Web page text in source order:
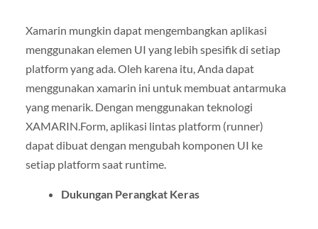
Xamarin mungkin dapat mengembangkan aplikasi
menggunakan elemen UI yang lebih spesifik di setiap
platform yang ada. Oleh karena itu, Anda dapat
menggunakan xamarin ini untuk membuat antarmuka
yang menarik. Dengan menggunakan teknologi
XAMARIN.Form, aplikasi lintas platform (runner)
dapat dibuat dengan mengubah komponen UI ke
setiap platform saat runtime.
Dukungan Perangkat Keras